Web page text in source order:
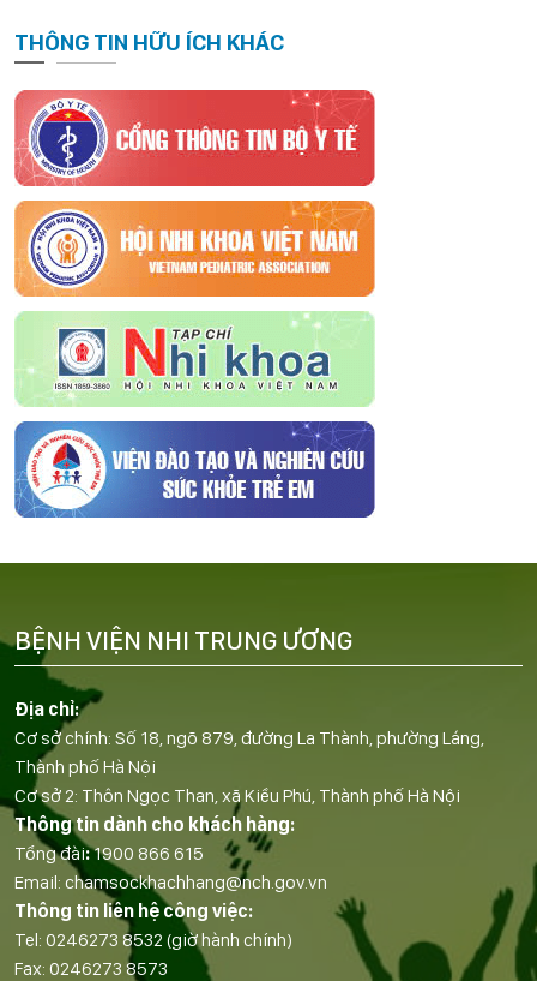
THÔNG TIN HỮU ÍCH KHÁC
Địa chỉ:
Cơ sở chính: Số 18, ngõ 879, đường La Thành, phường Láng,
Thành phố Hà Nội
Cơ sở 2: Thôn Ngọc Than, xã Kiều Phú, Thành phố Hà Nội
Thông tin dành cho khách hàng:
Tổng đài:1900 866 615
Email: chamsockhachhang@nch.gov.vn
Thông tin liên hệ công việc:
Tel: 0246273 8532 (giờ hành chính)
Fax: 0246273 8573
BỆNH VIỆN NHI TRUNG ƯƠNG